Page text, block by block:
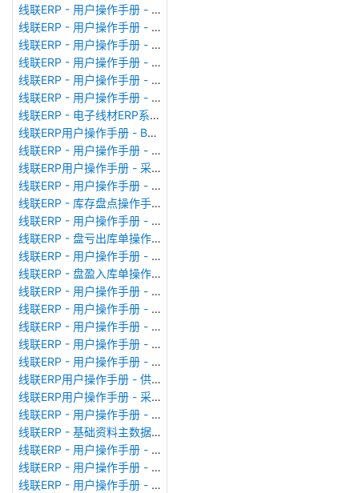
线联ERP - 用户操作手册 - 往来收款单
线联ERP - 用户操作手册 - 客户对账单
线联ERP - 用户操作手册 - 销售发票
线联ERP - 用户操作手册 - 应付单据
线联ERP - 用户操作手册 - 应付期初
线联ERP - 用户操作手册 - 应收期初
线联ERP - 电子线材ERP系统、线束ERP系统常用报表格式
线联ERP用户操作手册 - BOM管理
线联ERP - 用户操作手册 - 生产计划
线联ERP用户操作手册 - 采购申请单
线联ERP - 用户操作手册 - 仓库转换
线联ERP - 库存盘点操作手册
线联ERP - 用户操作手册 - 成品出库单
线联ERP - 盘亏出库单操作手册
线联ERP - 用户操作手册 - 其他出库单
线联ERP - 盘盈入库单操作手册
线联ERP - 用户操作手册 - 生产领料单
线联ERP - 用户操作手册 - 其他入库单
线联ERP - 用户操作手册 - 采购入库单
线联ERP - 用户操作手册 - 业务对账单（Sales Statement）
线联ERP - 用户操作手册 - 付款申请单
线联ERP用户操作手册 - 供应商价格表
线联ERP用户操作手册 - 采购订单
线联ERP - 用户操作手册 - 成本核算表
线联ERP - 基础资料主数据库列表
线联ERP - 用户操作手册 - 委外备料冲销单
线联ERP - 用户操作手册 - 委外加工单
线联ERP - 用户操作手册 - 生产备料单